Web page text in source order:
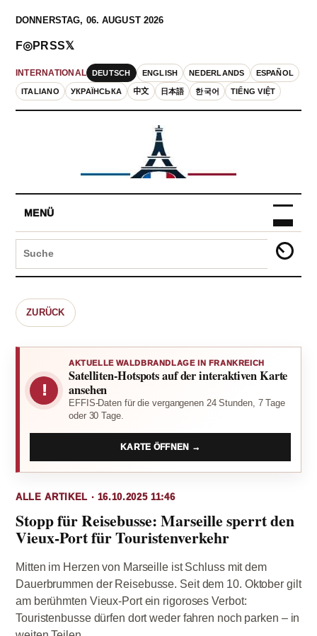
DONNERSTAG, 06. AUGUST 2026
INTERNATIONAL DEUTSCH ENGLISH NEDERLANDS ESPAÑOL
ITALIANO УКРАЇНСЬКА 中文 日本語 한국어 TIẾNG VIỆT
F◎PRSS𝕏
MENÜ
ZURÜCK
!
AKTUELLE WALDBRANDLAGE IN FRANKREICH
Satelliten-Hotspots auf der interaktiven Karte
ansehen
EFFIS-Daten für die vergangenen 24 Stunden, 7 Tage
oder 30 Tage.
KARTE ÖFFNEN →
ALLE ARTIKEL · 16.10.2025 11:46
Stopp für Reisebusse: Marseille sperrt den
Vieux-Port für Touristenverkehr
Mitten im Herzen von Marseille ist Schluss mit dem
Dauerbrummen der Reisebusse. Seit dem 10. Oktober gilt
am berühmten Vieux-Port ein rigoroses Verbot:
Touristenbusse dürfen dort weder fahren noch parken – in